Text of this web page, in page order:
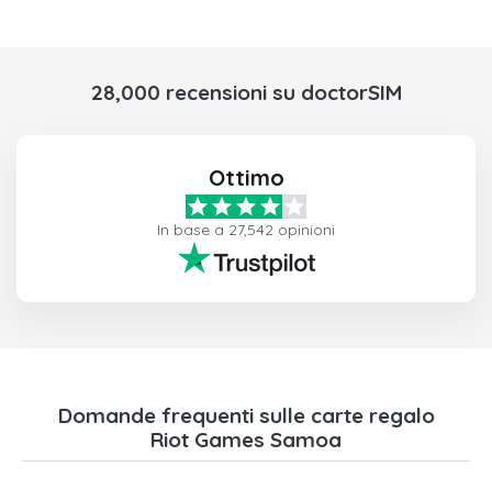
28,000 recensioni su doctorSIM
Ottimo
In base a 27,542 opinioni
Domande frequenti sulle carte regalo
Riot Games Samoa